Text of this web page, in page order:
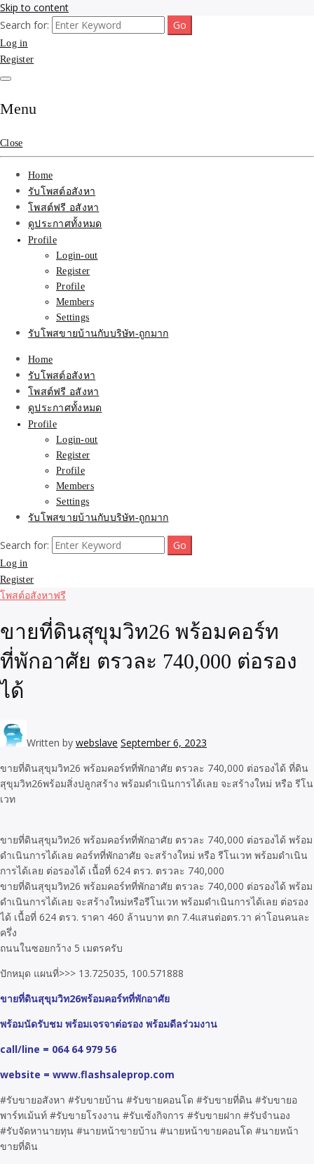
Skip to content
รับจ้างโพสขายบ้าน ที่ดิน
ติดAI SEO กับบริษัทใหญ่
รับจ้างทำโฆษณา สินค้า
บ้านที่ดิน ราคา ถูกและดี
ที่สุด บริการ โปรโมท
โฆษณารับโพสอสังหา ทีม
งาน บริํษัทใหญ่ เว็บขาย
บ้าน คุณภาพอันดับ1
SEOขายบ้าน
รับจ้างโพสขายบ้าน ที่ดิน ไม่มีค่านายหน้า กับบริษัท SEO-AI เน้นติดหน้า
แรก บริการโพสต์ โปรโมท รับจ้างทำโฆษณา ราคาถูก เว็บขายบ้าน รับโพ
สอสังหา ติดหน้าแรกกูเกิ้ล ทีมงาน บริํษัทใหญ่ รับประกันผลงาน ที่เดียวใน
Search for:
Log in
Register
Menu
Close
Home
รับโพสต์อสังหา
โพสต์ฟรี อสังหา
ดูประกาศทั้งหมด
Profile
Login-out
Register
Profile
Members
Settings
รับโพสขายบ้านกับบริษัท-ถูกมาก
Home
รับโพสต์อสังหา
โพสต์ฟรี อสังหา
ดูประกาศทั้งหมด
Profile
Login-out
Register
Profile
Members
Settings
รับโพสขายบ้านกับบริษัท-ถูกมาก
Search for:
Log in
Register
โพสต์อสังหาฟรี
ขายที่ดินสุขุมวิท26 พร้อมคอร์ท
ที่พักอาศัย ตรวละ 740,000 ต่อรอง
ได้
Written by webslave September 6, 2023
ขายที่ดินสุขุมวิท26 พร้อมคอร์ทที่พักอาศัย ตรวละ 740,000 ต่อรองได้ ที่ดิน
สุขุมวิท26พร้อมสิ่งปลูกสร้าง พร้อมดำเนินการได้เลย จะสร้างใหม่ หรือ รีโน
เวท
ขายที่ดินสุขุมวิท26 พร้อมคอร์ทที่พักอาศัย ตรวละ 740,000 ต่อรองได้ พร้อม
ดำเนินการได้เลย คอร์ทที่พักอาศัย จะสร้างใหม่ หรือ รีโนเวท พร้อมดำเนิน
การได้เลย ต่อรองได้ เนื้อที่ 624 ตรว. ตรวละ 740,000
ขายที่ดินสุขุมวิท26 พร้อมคอร์ทที่พักอาศัย ตรวละ 740,000 ต่อรองได้ พร้อม
ดำเนินการได้เลย จะสร้างใหม่หรือรีโนเวท พร้อมดำเนินการได้เลย ต่อรอง
ได้ เนื้อที่ 624 ตรว. ราคา 460 ล้านบาท ตก 7.4แสนต่อตร.วา ค่าโอนคนละ
ครึ่ง
ถนนในซอยกว้าง 5 เมตรครับ
ปักหมุด แผนที่>>> 13.725035, 100.571888
ขายที่ดินสุขุมวิท26พร้อมคอร์ทที่พักอาศัย
พร้อมนัดรับชม พร้อมเจรจาต่อรอง พร้อมดีลร่วมงาน
call/line = 064 64 979 56
website = www.flashsaleprop.com
#รับขายอสังหา #รับขายบ้าน #รับขายคอนโด #รับขายที่ดิน #รับขายอ
พาร์ทเม้นท์ #รับขายโรงงาน #รับเซ้งกิจการ #รับขายฝาก #รับจำนอง
#รับจัดหานายทุน #นายหน้าขายบ้าน #นายหน้าขายคอนโด #นายหน้า
ขายที่ดิน